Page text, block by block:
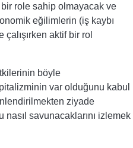
role sahip olmayacak ve
eğilimlerin (iş kaybı
aktif bir rol
böyle
var olduğunu kabul
ziyade
savunacaklarını izlemek